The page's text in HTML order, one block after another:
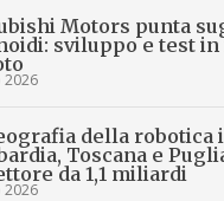
Motors punta
sviluppo e test in
2026
della robotica
Toscana e
da 1,1 miliardi
2026